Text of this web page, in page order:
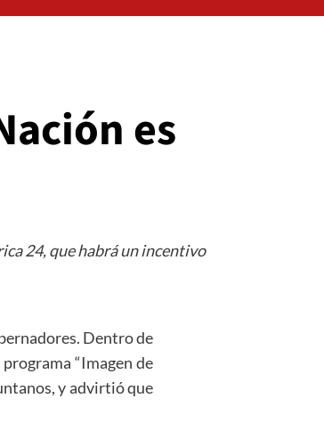
es
24, que habrá un incentivo
Dentro de
“Imagen de
y advirtió que